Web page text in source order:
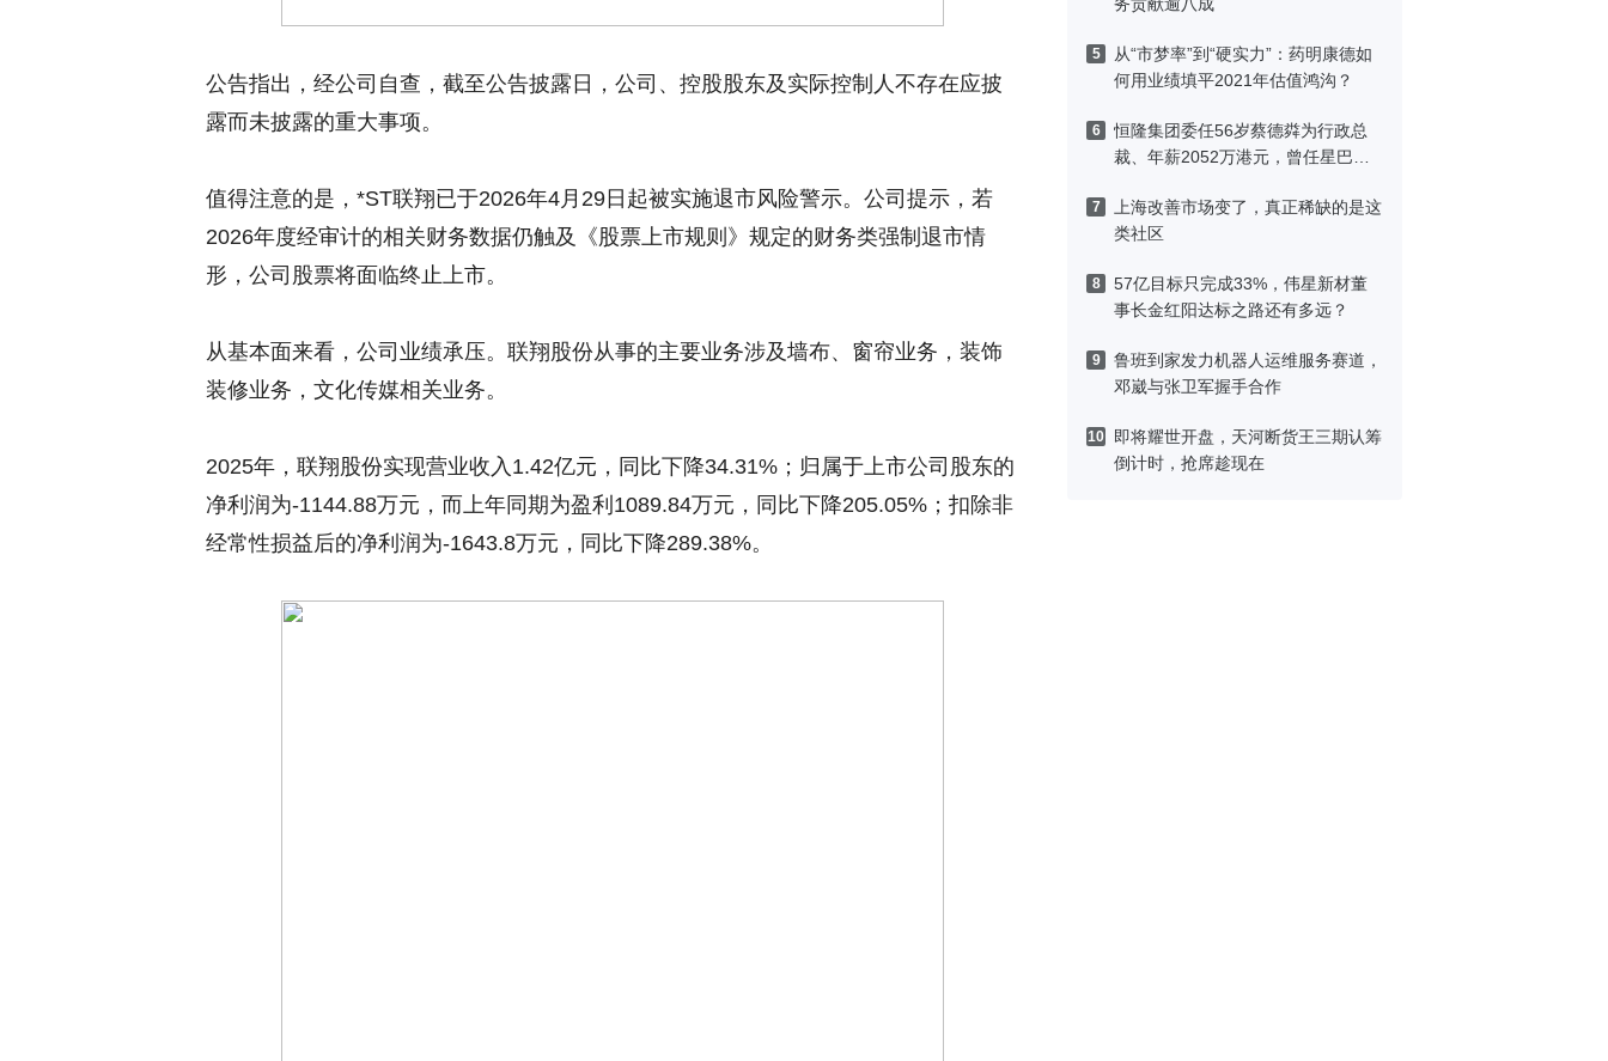
5
从“市梦率”到“硬实力”：药明康德如
何用业绩填平2021年估值鸿沟？
6
恒隆集团委任56岁蔡德粦为行政总
裁、年薪2052万港元，曾任星巴克
7
上海改善市场变了，真正稀缺的是这
类社区
8
57亿目标只完成33%，伟星新材董
事长金红阳达标之路还有多远？
9
鲁班到家发力机器人运维服务赛道，
邓崴与张卫军握手合作
10
即将耀世开盘，天河断货王三期认筹
倒计时，抢席趁现在
公告指出，经公司自查，截至公告披露日，公司、控股股东及实际控制人不存在应披
露而未披露的重大事项。
值得注意的是，*ST联翔已于2026年4月29日起被实施退市风险警示。公司提示，若
2026年度经审计的相关财务数据仍触及《股票上市规则》规定的财务类强制退市情
形，公司股票将面临终止上市。
从基本面来看，公司业绩承压。联翔股份从事的主要业务涉及墙布、窗帘业务，装饰
装修业务，文化传媒相关业务。
2025年，联翔股份实现营业收入1.42亿元，同比下降34.31%；归属于上市公司股东的
净利润为-1144.88万元，而上年同期为盈利1089.84万元，同比下降205.05%；扣除非
经常性损益后的净利润为-1643.8万元，同比下降289.38%。